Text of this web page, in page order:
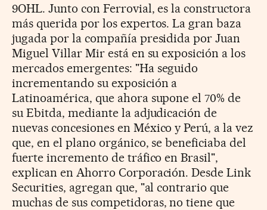
9OHL. Junto con Ferrovial, es la constructora
más querida por los expertos. La gran baza
jugada por la compañía presidida por Juan
Miguel Villar Mir está en su exposición a los
mercados emergentes: "Ha seguido
incrementando su exposición a
Latinoamérica, que ahora supone el 70% de
su Ebitda, mediante la adjudicación de
nuevas concesiones en México y Perú, a la vez
que, en el plano orgánico, se beneficiaba del
fuerte incremento de tráfico en Brasil",
explican en Ahorro Corporación. Desde Link
Securities, agregan que, "al contrario que
muchas de sus competidoras, no tiene que